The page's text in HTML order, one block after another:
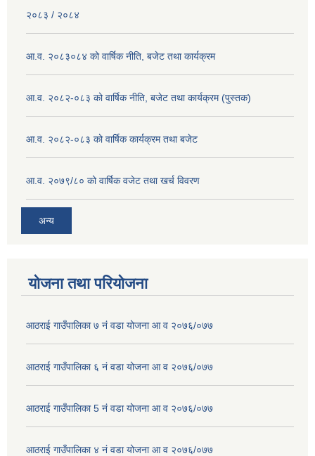
२०८३ / २०८४
आ.व. २०८३०८४ को वार्षिक नीति, बजेट तथा कार्यक्रम
आ.व. २०८२-०८३ को वार्षिक नीति, बजेट तथा कार्यक्रम (पुस्तक)
आ.व. २०८२-०८३ को वार्षिक कार्यक्रम तथा बजेट
आ.व. २०७९/८० को वार्षिक वजेट तथा खर्च विवरण
अन्य
योजना तथा परियोजना
आठराई गाउँपालिका ७ नं वडा योजना आ व २०७६/०७७
आठराई गाउँपालिका ६ नं वडा योजना आ व २०७६/०७७
आठराई गाउँपालिका 5 नं वडा योजना आ व २०७६/०७७
आठराई गाउँपालिका ४ नं वडा योजना आ व २०७६/०७७